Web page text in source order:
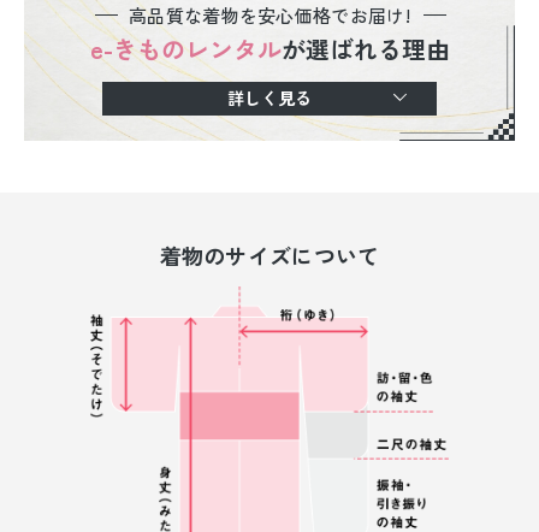
高品質な着物を安心価格でお届け!
e-きものレンタルが選ばれる理由
詳しく見る
着物のサイズについて